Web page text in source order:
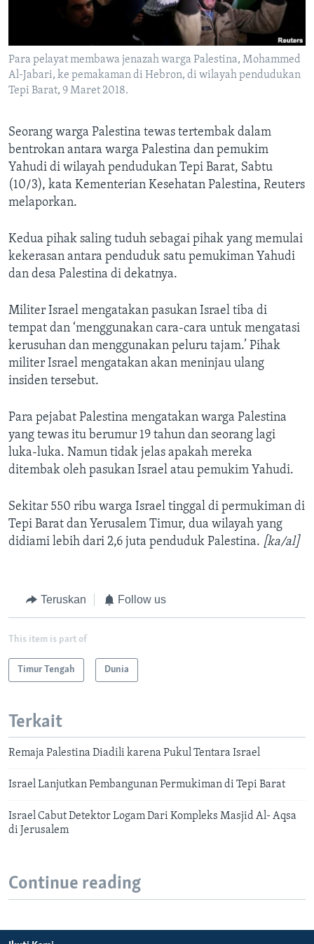
Para pelayat membawa jenazah warga Palestina, Mohammed
Al-Jabari, ke pemakaman di Hebron, di wilayah pendudukan
Tepi Barat, 9 Maret 2018.
Seorang warga Palestina tewas tertembak dalam
bentrokan antara warga Palestina dan pemukim
Yahudi di wilayah pendudukan Tepi Barat, Sabtu
(10/3), kata Kementerian Kesehatan Palestina, Reuters
melaporkan.
Kedua pihak saling tuduh sebagai pihak yang memulai
kekerasan antara penduduk satu pemukiman Yahudi
dan desa Palestina di dekatnya.
Militer Israel mengatakan pasukan Israel tiba di
tempat dan ‘menggunakan cara-cara untuk mengatasi
kerusuhan dan menggunakan peluru tajam.’ Pihak
militer Israel mengatakan akan meninjau ulang
insiden tersebut.
Para pejabat Palestina mengatakan warga Palestina
yang tewas itu berumur 19 tahun dan seorang lagi
luka-luka. Namun tidak jelas apakah mereka
ditembak oleh pasukan Israel atau pemukim Yahudi.
Sekitar 550 ribu warga Israel tinggal di permukiman di
Tepi Barat dan Yerusalem Timur, dua wilayah yang
didiami lebih dari 2,6 juta penduduk Palestina. [ka/al]
Teruskan Follow us
This item is part of
Timur Tengah Dunia
Terkait
Remaja Palestina Diadili karena Pukul Tentara Israel
Israel Lanjutkan Pembangunan Permukiman di Tepi Barat
Israel Cabut Detektor Logam Dari Kompleks Masjid Al- Aqsa
di Jerusalem
Continue reading